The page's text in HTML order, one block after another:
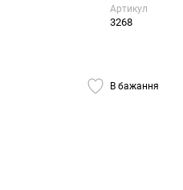
Артикул
3268
В бажання